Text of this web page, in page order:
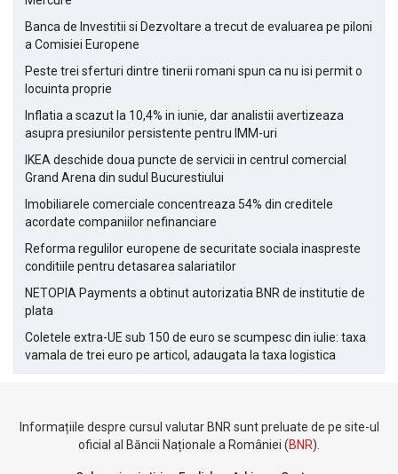
Banca de Investitii si Dezvoltare a trecut de evaluarea pe piloni
a Comisiei Europene
Peste trei sferturi dintre tinerii romani spun ca nu isi permit o
locuinta proprie
Inflatia a scazut la 10,4% in iunie, dar analistii avertizeaza
asupra presiunilor persistente pentru IMM-uri
IKEA deschide doua puncte de servicii in centrul comercial
Grand Arena din sudul Bucurestiului
Imobiliarele comerciale concentreaza 54% din creditele
acordate companiilor nefinanciare
Reforma regulilor europene de securitate sociala inaspreste
conditiile pentru detasarea salariatilor
NETOPIA Payments a obtinut autorizatia BNR de institutie de
plata
Coletele extra-UE sub 150 de euro se scumpesc din iulie: taxa
vamala de trei euro pe articol, adaugata la taxa logistica
Informațiile despre cursul valutar BNR sunt preluate de pe site-ul
oficial al Băncii Naționale a României (BNR).